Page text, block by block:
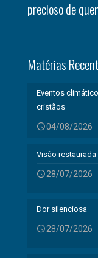
precioso de
Matérias
Eventos
cristãos
04/08/2026
Visão restaurada
28/07/2026
Dor silenciosa
28/07/2026